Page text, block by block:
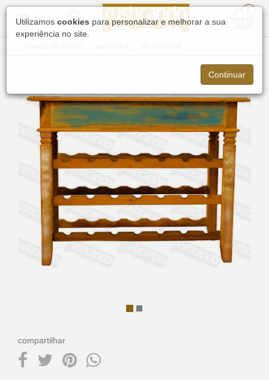
Toggle
navigation
Utilizamos cookies para personalizar e melhorar a sua
experiência no site.
Continuar
compartilhar